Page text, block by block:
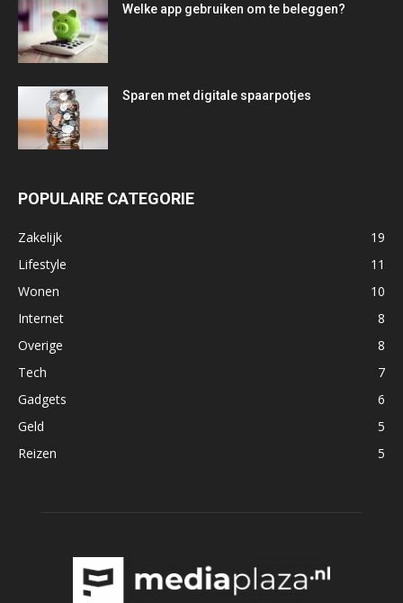
Welke app gebruiken om te beleggen?
Sparen met digitale spaarpotjes
POPULAIRE CATEGORIE
Zakelijk
19
Lifestyle
11
Wonen
10
Internet
8
Overige
8
Tech
7
Gadgets
6
Geld
5
Reizen
5